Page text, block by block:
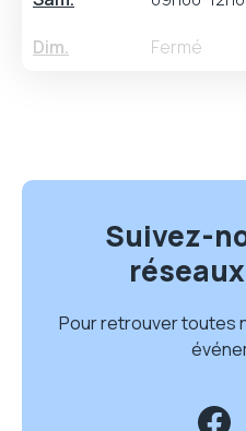
Dim.
Fermé
Suivez-
Pour retrouver toutes